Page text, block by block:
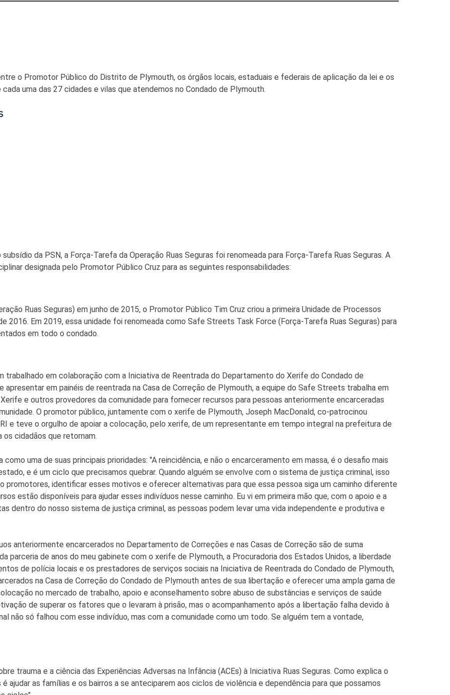
o Promotor Público do Distrito de Plymouth, os órgãos locais, estaduais e federais de aplicação da lei e os
uma das 27 cidades e vilas que atendemos no Condado de Plymouth.
da PSN, a Força-Tarefa da Operação Ruas Seguras foi renomeada para Força-Tarefa Ruas Seguras. A
designada pelo Promotor Público Cruz para as seguintes responsabilidades:
Ruas Seguras) em junho de 2015, o Promotor Público Tim Cruz criou a primeira Unidade de Processos
2016. Em 2019, essa unidade foi renomeada como Safe Streets Task Force (Força-Tarefa Ruas Seguras) para
em todo o condado.
em colaboração com a Iniciativa de Reentrada do Departamento do Xerife do Condado de
apresentar em painéis de reentrada na Casa de Correção de Plymouth, a equipe do Safe Streets trabalha em
e outros provedores da comunidade para fornecer recursos para pessoas anteriormente encarceradas
O promotor público, juntamente com o xerife de Plymouth, Joseph MacDonald, co-patrocinou
e teve o orgulho de apoiar a colocação, pelo xerife, de um representante em tempo integral na prefeitura de
cidadãos que retornam.
uma de suas principais prioridades: "A reincidência, e não o encarceramento em massa, é o desafio mais
e é um ciclo que precisamos quebrar. Quando alguém se envolve com o sistema de justiça criminal, isso
promotores, identificar esses motivos e oferecer alternativas para que essa pessoa siga um caminho diferente
estão disponíveis para ajudar esses indivíduos nesse caminho. Eu vi em primeira mão que, com o apoio e a
dentro do nosso sistema de justiça criminal, as pessoas podem levar uma vida independente e produtiva e
anteriormente encarcerados no Departamento de Correções e nas Casas de Correção são de suma
parceria de anos do meu gabinete com o xerife de Plymouth, a Procuradoria dos Estados Unidos, a liberdade
de polícia locais e os prestadores de serviços sociais na Iniciativa de Reentrada do Condado de Plymouth,
na Casa de Correção do Condado de Plymouth antes de sua libertação e oferecer uma ampla gama de
no mercado de trabalho, apoio e aconselhamento sobre abuso de substâncias e serviços de saúde
de superar os fatores que o levaram à prisão, mas o acompanhamento após a libertação falha devido à
não só falhou com esse indivíduo, mas com a comunidade como um todo. Se alguém tem a vontade,
trauma e a ciência das Experiências Adversas na Infância (ACEs) à Iniciativa Ruas Seguras. Como explica o
ajudar as famílias e os bairros a se anteciparem aos ciclos de violência e dependência para que possamos